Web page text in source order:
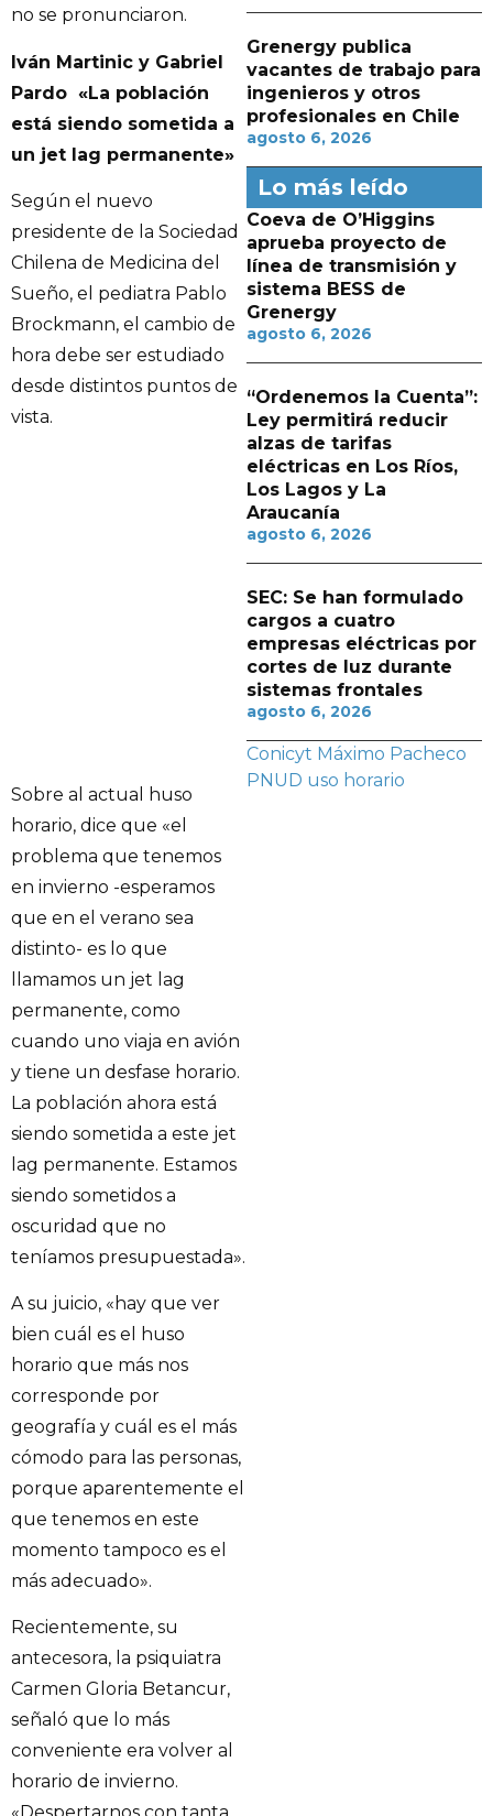
no se pronunciaron.
Iván Martinic y Gabriel
Pardo «La población
está siendo sometida a
un jet lag permanente»
Según el nuevo
presidente de la Sociedad
Chilena de Medicina del
Sueño, el pediatra Pablo
Brockmann, el cambio de
hora debe ser estudiado
desde distintos puntos de
vista.
Sobre al actual huso
horario, dice que «el
problema que tenemos
en invierno -esperamos
que en el verano sea
distinto- es lo que
llamamos un jet lag
permanente, como
cuando uno viaja en avión
y tiene un desfase horario.
La población ahora está
siendo sometida a este jet
lag permanente. Estamos
siendo sometidos a
oscuridad que no
teníamos presupuestada».
A su juicio, «hay que ver
bien cuál es el huso
horario que más nos
corresponde por
geografía y cuál es el más
cómodo para las personas,
porque aparentemente el
que tenemos en este
momento tampoco es el
más adecuado».
Recientemente, su
antecesora, la psiquiatra
Carmen Gloria Betancur,
señaló que lo más
conveniente era volver al
horario de invierno.
Grenergy publica
vacantes de trabajo para
ingenieros y otros
profesionales en Chile
agosto 6, 2026
Lo más leído
Coeva de O’Higgins
aprueba proyecto de
línea de transmisión y
sistema BESS de
Grenergy
agosto 6, 2026
“Ordenemos la Cuenta”:
Ley permitirá reducir
alzas de tarifas
eléctricas en Los Ríos,
Los Lagos y La
Araucanía
agosto 6, 2026
SEC: Se han formulado
cargos a cuatro
empresas eléctricas por
cortes de luz durante
sistemas frontales
agosto 6, 2026
Conicyt Máximo Pacheco
PNUD uso horario